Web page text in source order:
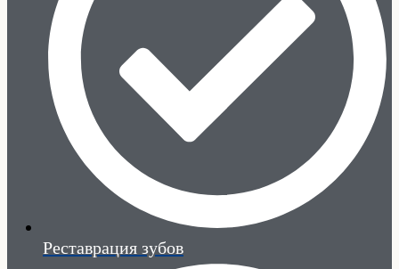
Реставрация зубов